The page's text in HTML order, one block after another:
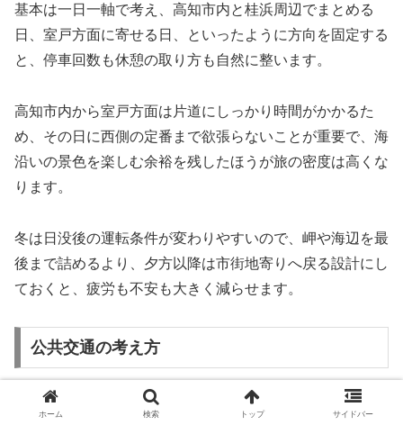
基本は一日一軸で考え、高知市内と桂浜周辺でまとめる
日、室戸方面に寄せる日、といったように方向を固定する
と、停車回数も休憩の取り方も自然に整います。
高知市内から室戸方面は片道にしっかり時間がかかるた
め、その日に西側の定番まで欲張らないことが重要で、海
沿いの景色を楽しむ余裕を残したほうが旅の密度は高くな
ります。
冬は日没後の運転条件が変わりやすいので、岬や海辺を最
後まで詰めるより、夕方以降は市街地寄りへ戻る設計にし
ておくと、疲労も不安も大きく減らせます。
公共交通の考え方
公共交通で回る場合は、高知市内は面で考え、室戸は線で
ホーム 検索 トップ サイドバー